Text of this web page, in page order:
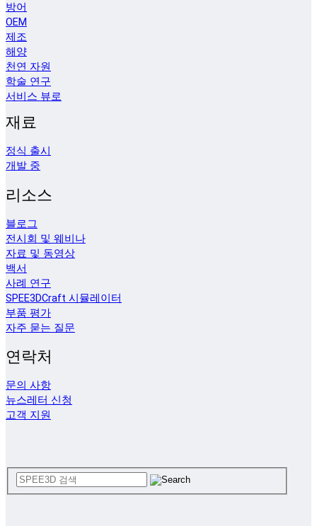
방어
OEM
제조
해양
천연 자원
학술 연구
서비스 뷰로
재료
정식 출시
개발 중
리소스
블로그
전시회 및 웨비나
자료 및 동영상
백서
사례 연구
SPEE3DCraft 시뮬레이터
부품 평가
자주 묻는 질문
연락처
문의 사항
뉴스레터 신청
고객 지원